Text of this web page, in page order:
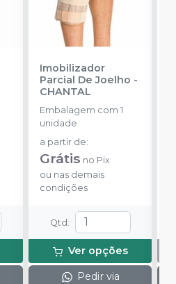
Imobilizador
Parcial De Joelho -
CHANTAL
Embalagem com 1
unidade
a partir de:
Grátis no Pix
ou nas demais
condições
Qtd :
Ver opções
Pedir via